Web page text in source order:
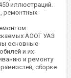
иллюстраций.
ремонтных
АООТ УАЗ
основные
и их
и ремонту
сборке